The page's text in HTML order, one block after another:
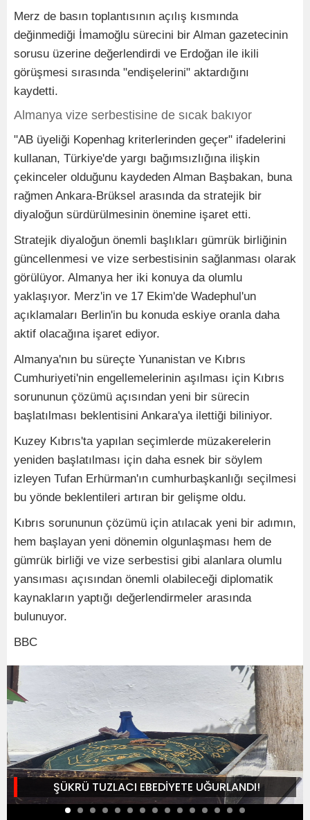
Merz de basın toplantısının açılış kısmında
değinmediği İmamoğlu sürecini bir Alman gazetecinin
sorusu üzerine değerlendirdi ve Erdoğan ile ikili
görüşmesi sırasında "endişelerini" aktardığını
kaydetti.
Almanya vize serbestisine de sıcak bakıyor
"AB üyeliği Kopenhag kriterlerinden geçer" ifadelerini
kullanan, Türkiye'de yargı bağımsızlığına ilişkin
çekinceler olduğunu kaydeden Alman Başbakan, buna
rağmen Ankara-Brüksel arasında da stratejik bir
diyaloğun sürdürülmesinin önemine işaret etti.
Stratejik diyaloğun önemli başlıkları gümrük birliğinin
güncellenmesi ve vize serbestisinin sağlanması olarak
görülüyor. Almanya her iki konuya da olumlu
yaklaşıyor. Merz'in ve 17 Ekim'de Wadephul'un
açıklamaları Berlin'in bu konuda eskiye oranla daha
aktif olacağına işaret ediyor.
Almanya'nın bu süreçte Yunanistan ve Kıbrıs
Cumhuriyeti'nin engellemelerinin aşılması için Kıbrıs
sorununun çözümü açısından yeni bir sürecin
başlatılması beklentisini Ankara'ya ilettiği biliniyor.
Kuzey Kıbrıs'ta yapılan seçimlerde müzakerelerin
yeniden başlatılması için daha esnek bir söylem
izleyen Tufan Erhürman'ın cumhurbaşkanlığı seçilmesi
bu yönde beklentileri artıran bir gelişme oldu.
Kıbrıs sorununun çözümü için atılacak yeni bir adımın,
hem başlayan yeni dönemin olgunlaşması hem de
gümrük birliği ve vize serbestisi gibi alanlara olumlu
yansıması açısından önemli olabileceği diplomatik
kaynakların yaptığı değerlendirmeler arasında
bulunuyor.
BBC
ŞÜKRÜ TUZLACI EBEDİYETE UĞURLANDI!